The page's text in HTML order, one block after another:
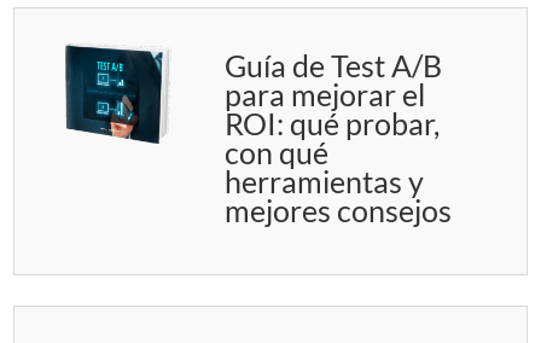
Guía de Test A/B
para mejorar el
ROI: qué probar,
con qué
herramientas y
mejores consejos